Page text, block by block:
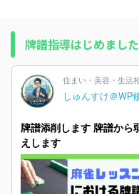
牌譜指導はじめました